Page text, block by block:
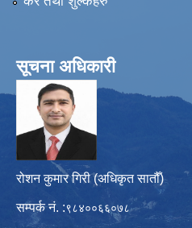
सूचना अधिकारी
रोशन कुमार गिरी (अधिकृत सातौँ)
सम्पर्क नं. :९८४००६६०७८